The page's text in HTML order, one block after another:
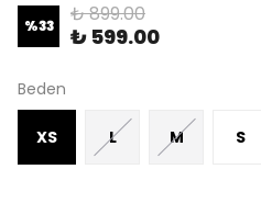
%33 ₺ 899.00
₺ 599.00
Beden
XS L M S